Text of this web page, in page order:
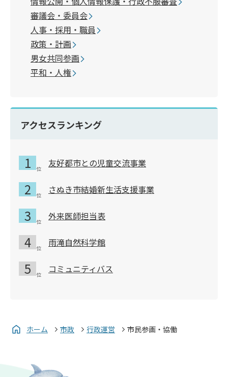
審議会・委員会
人事・採用・職員
政策・計画
男女共同参画
平和・人権
アクセスランキング
友好都市との児童交流事業
さぬき市結婚新生活支援事業
外来医師担当表
雨滝自然科学館
コミュニティバス
ホーム 市政 行政運営 市民参画・協働